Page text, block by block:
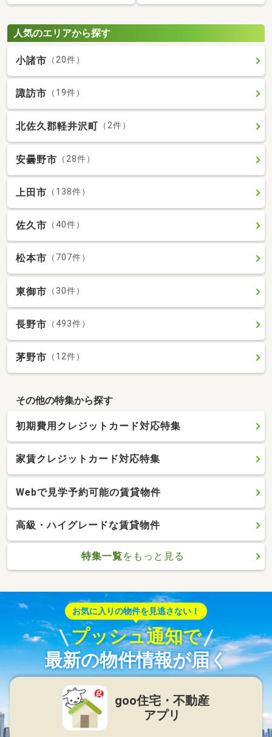
人気のエリアから探す
小諸市 （20件）
諏訪市 （19件）
北佐久郡軽井沢町 （2件）
安曇野市 （28件）
上田市 （138件）
佐久市 （40件）
松本市 （707件）
東御市 （30件）
長野市 （493件）
茅野市 （12件）
その他の特集から探す
初期費用クレジットカード対応特集
家賃クレジットカード対応特集
Webで見学予約可能の賃貸物件
高級・ハイグレードな賃貸物件
特集一覧をもっと見る
お気に入りの物件を見逃さない！
プッシュ通知で
最新の物件情報が届く
goo住宅・不動産
アプリ